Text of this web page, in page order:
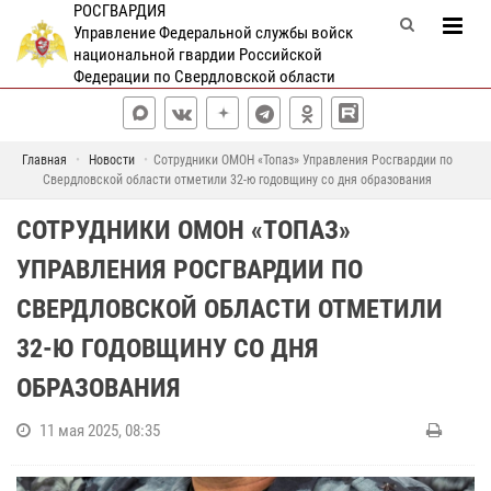
РОСГВАРДИЯ
Управление Федеральной службы войск
национальной гвардии Российской
Федерации по Свердловской области
Главная Новости
Сотрудники ОМОН «Топаз» Управления Росгвардии по
Свердловской области отметили 32-ю годовщину со дня образования
СОТРУДНИКИ ОМОН «ТОПАЗ»
УПРАВЛЕНИЯ РОСГВАРДИИ ПО
СВЕРДЛОВСКОЙ ОБЛАСТИ ОТМЕТИЛИ
32-Ю ГОДОВЩИНУ СО ДНЯ
ОБРАЗОВАНИЯ
11 мая 2025, 08:35